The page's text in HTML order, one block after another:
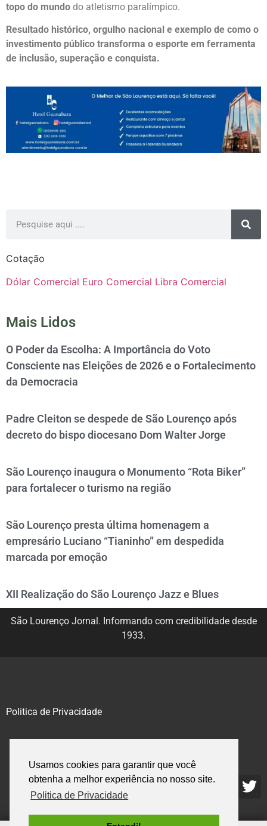
Usamos cookies para garantir que você
obtenha a melhor experiência no nosso site.
Politica de Privacidade
topo do mundo do atletismo paralímpico.
Resultado histórico, orgulho nacional e exemplo de como o
investimento público transforma o esporte em ferramenta
de inclusão, superação e conquista.
Cotação
Dólar Comercial Euro Comercial Libra Comercial
Mais Lidos
O Poder da Escolha: A Importância do Voto
Consciente nas Eleições de 2026 e o Fortalecimento
da Democracia
Padre Cleiton se despede de São Lourenço após
decreto do bispo diocesano Dom Walter Jorge
São Lourenço inaugura o Monumento “Rota Biker”
para fortalecer o turismo na região
São Lourenço presta última homenagem a
empresário Luciano “Tianinho” em despedida
marcada por emoção
XII Realização do São Lourenço Jazz e Blues
São Lourenço Jornal. Informando com credibilidade desde
1933.
Politica de Privacidade